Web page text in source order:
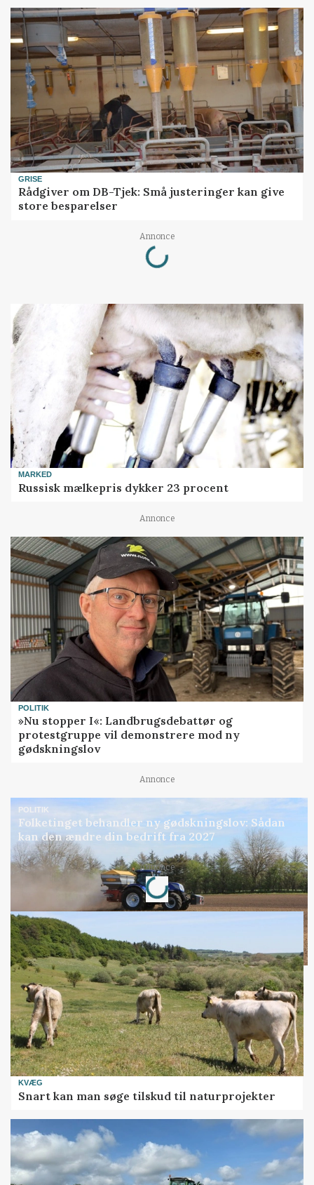
GRISE
Rådgiver om DB-Tjek: Små justeringer kan give
store besparelser
Annonce
Loading...
MARKED
Russisk mælkepris dykker 23 procent
Annonce
POLITIK
»Nu stopper I«: Landbrugsdebattør og
protestgruppe vil demonstrere mod ny
gødskningslov
Annonce
POLITIK
Folketinget behandler ny gødskningslov: Sådan
kan den ændre din bedrift fra 2027
Annonce
Loading...
KVÆG
Snart kan man søge tilskud til naturprojekter